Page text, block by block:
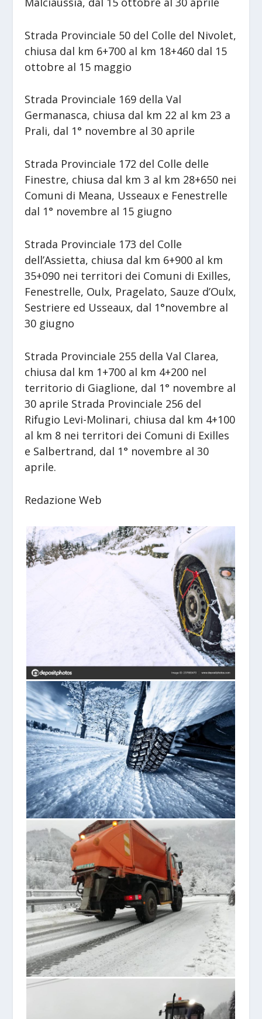
Strada Provinciale 50 del Colle del Nivolet,
chiusa dal km 6+700 al km 18+460 dal 15
ottobre al 15 maggio
Strada Provinciale 169 della Val
Germanasca, chiusa dal km 22 al km 23 a
Prali, dal 1° novembre al 30 aprile
Strada Provinciale 172 del Colle delle
Finestre, chiusa dal km 3 al km 28+650 nei
Comuni di Meana, Usseaux e Fenestrelle
dal 1° novembre al 15 giugno
Strada Provinciale 173 del Colle
dell’Assietta, chiusa dal km 6+900 al km
35+090 nei territori dei Comuni di Exilles,
Fenestrelle, Oulx, Pragelato, Sauze d’Oulx,
Sestriere ed Usseaux, dal 1°novembre al
30 giugno
Strada Provinciale 255 della Val Clarea,
chiusa dal km 1+700 al km 4+200 nel
territorio di Giaglione, dal 1° novembre al
30 aprile Strada Provinciale 256 del
Rifugio Levi-Molinari, chiusa dal km 4+100
al km 8 nei territori dei Comuni di Exilles
e Salbertrand, dal 1° novembre al 30
aprile.
Redazione Web